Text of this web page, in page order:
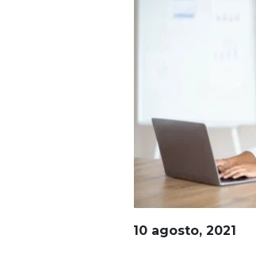
10 agosto, 2021